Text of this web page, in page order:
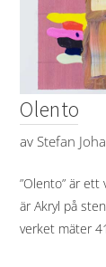
Olento
av Stefan
”Olento” är ett
är Akryl på
verket mäter